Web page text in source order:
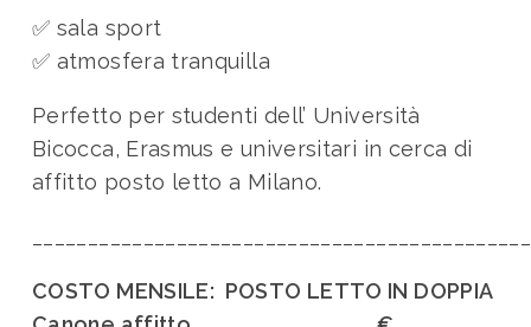
✅ sala sport
✅ atmosfera tranquilla
Perfetto per studenti dell’ Università
Bicocca, Erasmus e universitari in cerca di
affitto posto letto a Milano.
COSTO MENSILE: POSTO LETTO IN DOPPIA